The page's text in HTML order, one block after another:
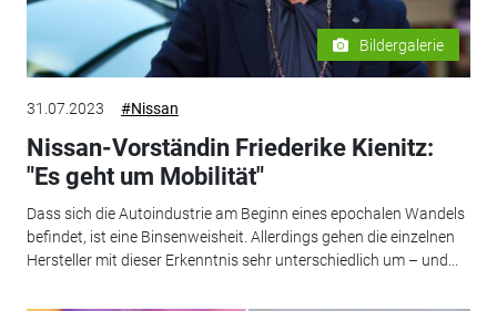
Bildergalerie
31.07.2023 #Nissan
Nissan-Vorständin Friederike Kienitz:
"Es geht um Mobilität"
Dass sich die Autoindustrie am Beginn eines epochalen Wandels
befindet, ist eine Binsenweisheit. Allerdings gehen die einzelnen
Hersteller mit dieser Erkenntnis sehr unterschiedlich um – und...